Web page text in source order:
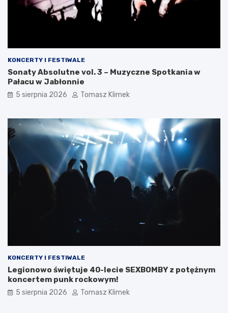
KONCERTY I FESTIWALE
Sonaty Absolutne vol. 3 – Muzyczne Spotkania w
Pałacu w Jabłonnie
5 sierpnia 2026 Tomasz Klimek
KONCERTY I FESTIWALE
Legionowo świętuje 40-lecie SEXBOMBY z potężnym
koncertem punk rockowym!
5 sierpnia 2026 Tomasz Klimek